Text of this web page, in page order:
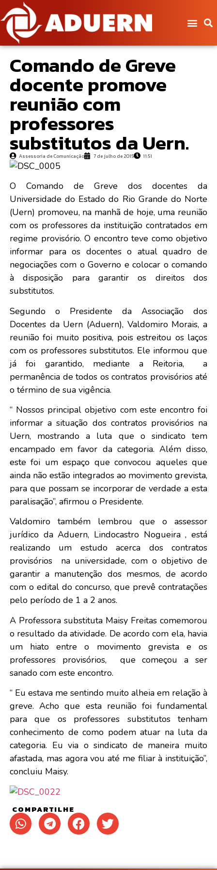
Comando de Greve
docente promove
reunião com
professores
substitutos da Uern.
Assessoria de Comunicação 7 de julho de 2015 11:51
O Comando de Greve dos docentes da
Universidade do Estado do Rio Grande do Norte
(Uern) promoveu, na manhã de hoje, uma reunião
com os professores da instituição contratados em
regime provisório. O encontro teve como objetivo
informar para os docentes o atual quadro de
negociações com o Governo e colocar o comando
à disposição para garantir os direitos dos
substitutos.
Segundo o Presidente da Associação dos
Docentes da Uern (Aduern), Valdomiro Morais, a
reunião foi muito positiva, pois estreitou os laços
com os professores substitutos. Ele informou que
já foi garantido, mediante a Reitoria, a
permanência de todos os contratos provisórios até
o término de sua vigência.
“ Nossos principal objetivo com este encontro foi
informar a situação dos contratos provisórios na
Uern, mostrando a luta que o sindicato tem
encampado em favor da categoria. Além disso,
este foi um espaço que convocou aqueles que
ainda não estão integrados ao movimento grevista,
para que possam se incorporar de verdade a esta
paralisação”, afirmou o Presidente.
Valdomiro também lembrou que o assessor
jurídico da Aduern, Lindocastro Nogueira , está
realizando um estudo acerca dos contratos
provisórios na universidade, com o objetivo de
garantir a manutenção dos mesmos, de acordo
com o edital do concurso, que prevê contratações
pelo período de 1 a 2 anos.
A Professora substituta Maisy Freitas comemorou
o resultado da atividade. De acordo com ela, havia
um hiato entre o movimento grevista e os
professores provisórios, que começou a ser
sanado com este encontro.
“ Eu estava me sentindo muito alheia em relação à
greve. Acho que esta reunião foi fundamental
para que os professores substitutos tenham
conhecimento de como podem atuar na luta da
categoria. Eu via o sindicato de maneira muito
afastada, mas agora vou até me filiar à instituição”,
concluiu Maisy.
COMPARTILHE